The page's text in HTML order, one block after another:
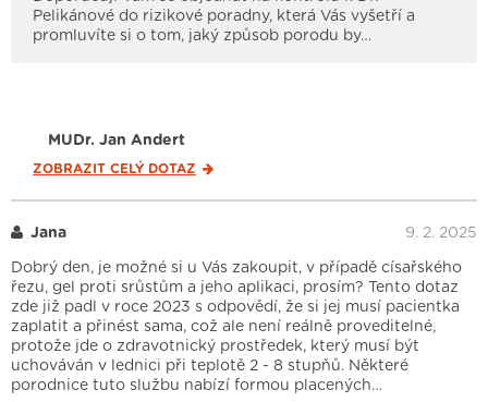
Pelikánové do rizikové poradny, která Vás vyšetří a
promluvíte si o tom, jaký způsob porodu by…
MUDr. Jan Andert
ZOBRAZIT CELÝ DOTAZ
Jana 9. 2. 2025
Dobrý den, je možné si u Vás zakoupit, v případě císařského
řezu, gel proti srůstům a jeho aplikaci, prosím? Tento dotaz
zde již padl v roce 2023 s odpovědí, že si jej musí pacientka
zaplatit a přinést sama, což ale není reálně proveditelné,
protože jde o zdravotnický prostředek, který musí být
uchováván v lednici při teplotě 2 - 8 stupňů. Některé
porodnice tuto službu nabízí formou placených…